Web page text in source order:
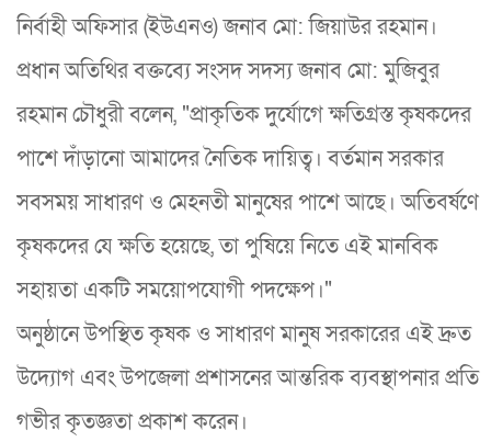
নির্বাহী অফিসার (ইউএনও) জনাব মো: জিয়াউর রহমান।
​প্রধান অতিথির বক্তব্যে সংসদ সদস্য জনাব মো: মুজিবুর
রহমান চৌধুরী বলেন, "প্রাকৃতিক দুর্যোগে ক্ষতিগ্রস্ত কৃষকদের
পাশে দাঁড়ানো আমাদের নৈতিক দায়িত্ব। বর্তমান সরকার
সবসময় সাধারণ ও মেহনতী মানুষের পাশে আছে। অতিবর্ষণে
কৃষকদের যে ক্ষতি হয়েছে, তা পুষিয়ে নিতে এই মানবিক
সহায়তা একটি সময়োপযোগী পদক্ষেপ।"
​অনুষ্ঠানে উপস্থিত কৃষক ও সাধারণ মানুষ সরকারের এই দ্রুত
উদ্যোগ এবং উপজেলা প্রশাসনের আন্তরিক ব্যবস্থাপনার প্রতি
গভীর কৃতজ্ঞতা প্রকাশ করেন।